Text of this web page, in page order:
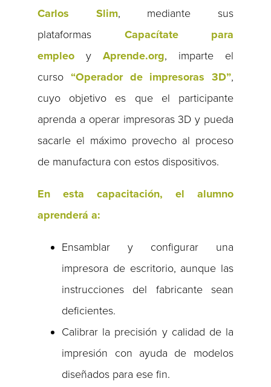
Carlos Slim, mediante sus
plataformas Capacítate para
empleo y Aprende.org, imparte el
curso “Operador de impresoras 3D”,
cuyo objetivo es que el participante
aprenda a operar impresoras 3D y pueda
sacarle‌ ‌el‌ ‌máximo‌ ‌provecho‌ ‌al‌ ‌proceso‌
‌de‌ ‌manufactura con estos dispositivos.
En esta capacitación, el alumno
aprenderá a:
Ensamblar y configurar una
impresora de escritorio, aunque las
instrucciones del fabricante sean
deficientes.
Calibrar la precisión y calidad de la
impresión con ayuda de modelos
diseñados para ese fin.